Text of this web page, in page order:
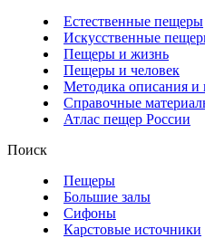
Естественные пещеры
Искусственные
Пещеры и жизнь
Пещеры и человек
Методика описания и
Справочные
Атлас пещер России
Поиск
Пещеры
Большие залы
Сифоны
Карстовые источники